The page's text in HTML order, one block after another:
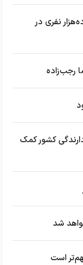
نفری در
رجب‌زاده
کشور کمک
شد
است